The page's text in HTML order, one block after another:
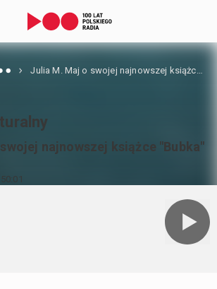
Julia M. Maj o swojej najnowszej książce "Bubka"
swojej najnowszej książce "Bubka"
50:01